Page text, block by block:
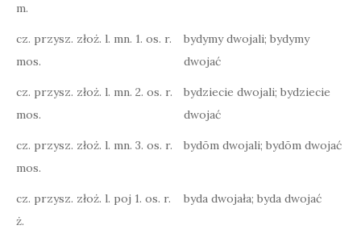
m.
cz. przysz. złoż. l. mn. 1. os. r.
mos.
bydymy dwojali; bydymy
dwojać
cz. przysz. złoż. l. mn. 2. os. r.
mos.
bydziecie dwojali; bydziecie
dwojać
cz. przysz. złoż. l. mn. 3. os. r.
mos.
bydōm dwojali; bydōm dwojać
cz. przysz. złoż. l. poj 1. os. r.
ż.
byda dwojała; byda dwojać